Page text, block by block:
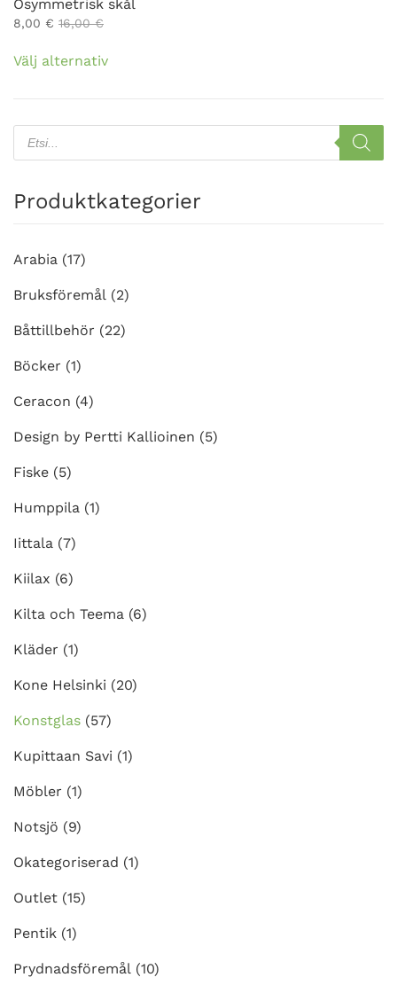
Osymmetrisk skål
8,00 € 16,00€
Välj alternativhär
flera
olika
alternativen
produktsidan
Products
search
Produktkategorier
Arabia (17)
Bruksföremål (2)
Båttillbehör (22)
Böcker (1)
Ceracon (4)
Design by Pertti Kallioinen (5)
Fiske (5)
Humppila (1)
Iittala (7)
Kiilax (6)
Kilta och Teema (6)
Kläder (1)
Kone Helsinki (20)
Konstglas (57)
Kupittaan Savi (1)
Möbler (1)
Notsjö (9)
Okategoriserad (1)
Outlet (15)
Pentik (1)
Prydnadsföremål (10)